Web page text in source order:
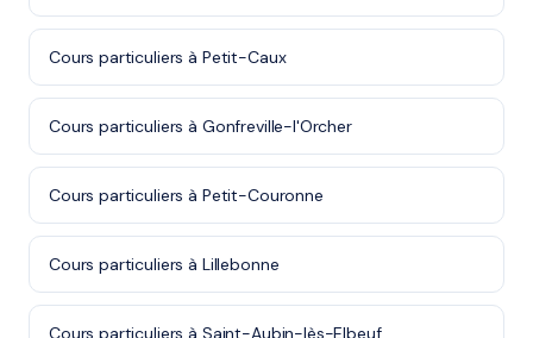
Cours particuliers à Petit-Caux
Cours particuliers à Gonfreville-l'Orcher
Cours particuliers à Petit-Couronne
Cours particuliers à Lillebonne
Cours particuliers à Saint-Aubin-lès-Elbeuf